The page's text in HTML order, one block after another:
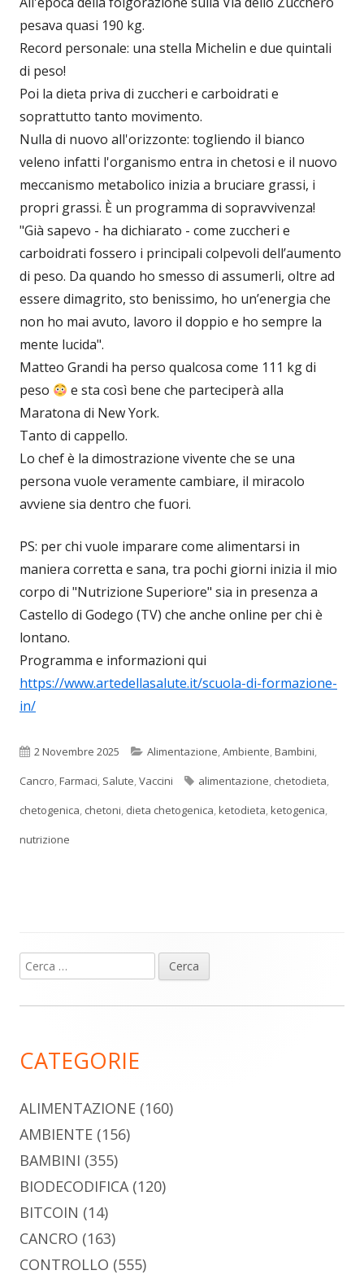
pesava quasi 190 kg.
Record personale: una stella Michelin e due quintali
di peso!
Poi la dieta priva di zuccheri e carboidrati e
soprattutto tanto movimento.
Nulla di nuovo all'orizzonte: togliendo il bianco
veleno infatti l'organismo entra in chetosi e il nuovo
meccanismo metabolico inizia a bruciare grassi, i
propri grassi. È un programma di sopravvivenza!
"Già sapevo - ha dichiarato - come zuccheri e
carboidrati fossero i principali colpevoli dell’aumento
di peso. Da quando ho smesso di assumerli, oltre ad
essere dimagrito, sto benissimo, ho un’energia che
non ho mai avuto, lavoro il doppio e ho sempre la
mente lucida".
Matteo Grandi ha perso qualcosa come 111 kg di
peso
e sta così bene che parteciperà alla
Maratona di New York.
Tanto di cappello.
Lo chef è la dimostrazione vivente che se una
persona vuole veramente cambiare, il miracolo
avviene sia dentro che fuori.
PS: per chi vuole imparare come alimentarsi in
maniera corretta e sana, tra pochi giorni inizia il mio
corpo di "Nutrizione Superiore" sia in presenza a
Castello di Godego (TV) che anche online per chi è
lontano.
Programma e informazioni qui
https://www.artedellasalute.it/scuola-di-formazione-
in/
Pubblicato
2 Novembre 2025 Categorie
Alimentazione,Ambiente,Bambini,
Cancro,Farmaci, Salute,Vaccini Tag
alimentazione, chetodieta,
chetogenica, chetoni, dieta chetogenica,ketodieta,ketogenica,
nutrizione
Barra
laterale
Ricerca
per:
CATEGORIE
ALIMENTAZIONE (160)
AMBIENTE (156)
BAMBINI (355)
BIODECODIFICA (120)
BITCOIN (14)
CANCRO (163)
CONTROLLO (555)